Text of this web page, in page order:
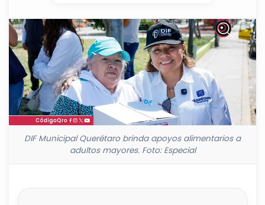
DIF Municipal Querétaro brinda apoyos alimentarios a
adultos mayores. Foto: Especial